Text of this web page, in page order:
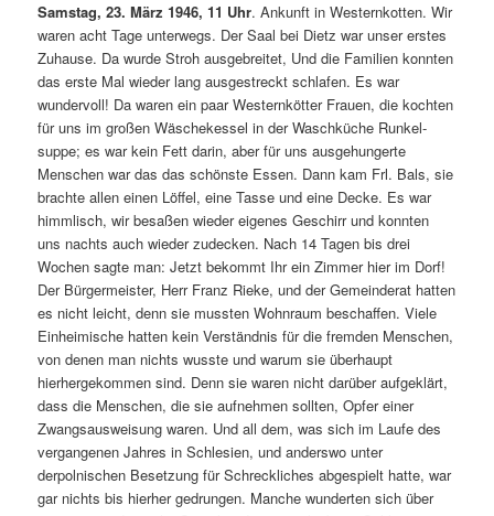
Samstag, 23. März 1946, 11 Uhr. Ankunft in Westernkotten. Wir
waren acht Tage unterwegs. Der Saal bei Dietz war unser erstes
Zuhause. Da wurde Stroh ausgebreitet, Und die Familien konnten
das erste Mal wieder lang ausgestreckt schlafen. Es war
wundervoll! Da waren ein paar Westernkötter Frauen, die kochten
für uns im großen Wäschekessel in der Waschküche Runkel­
suppe; es war kein Fett darin, aber für uns ausge­hungerte
Menschen war das das schönste Essen. Dann kam Frl. Bals, sie
brachte allen einen Löffel, eine Tasse und eine Decke. Es war
himmlisch, wir besaßen wieder eigenes Geschirr und konnten
uns nachts auch wieder zudecken. Nach 14 Tagen bis drei
Wochen sagte man: Jetzt bekommt Ihr ein Zimmer hier im Dorf!
Der Bürgermeister, Herr Franz Rieke, und der Gemeinderat hatten
es nicht leicht, denn sie mussten Wohnraum beschaffen. Viele
Einheimische hatten kein Verständnis für die fremden Menschen,
von denen man nichts wusste und warum sie überhaupt
hierhergekommen sind. Denn sie waren nicht darüber aufgeklärt,
dass die Menschen, die sie aufnehmen sollten, Opfer einer
Zwangsausweisung waren. Und all dem, was sich im Laufe des
vergangenen Jahres in Schlesien, und anderswo unter
derpolnischen Besetzung für Schreckliches abgespielt hatte, war
gar nichts bis hierher gedrungen. Manche wunderten sich über